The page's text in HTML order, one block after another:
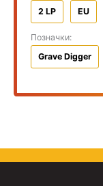
2 LP
EU
Позначки:
Grave Digger